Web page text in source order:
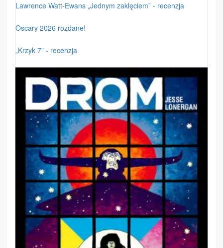
Lawrence Watt-Ewans „Jednym zaklęciem” - recenzja
Oscary 2026 rozdane!
„Krzyk 7” - recenzja